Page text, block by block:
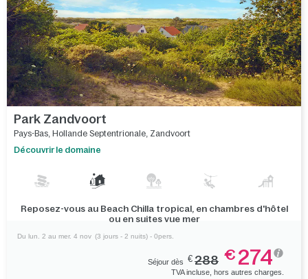
Park Zandvoort
Pays-Bas Hollande Septentrionale Zandvoort
Découvrir le domaine
Reposez-vous au Beach Chilla tropical, en chambres d'hôtel
ou en suites vue mer
Du lun. 2 au mer. 4 nov (3 jours - 2 nuits) - 0pers.
Séjour dès € 288 € 274
TVA incluse, hors autres charges.